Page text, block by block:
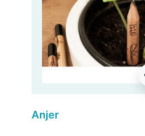
Anjer